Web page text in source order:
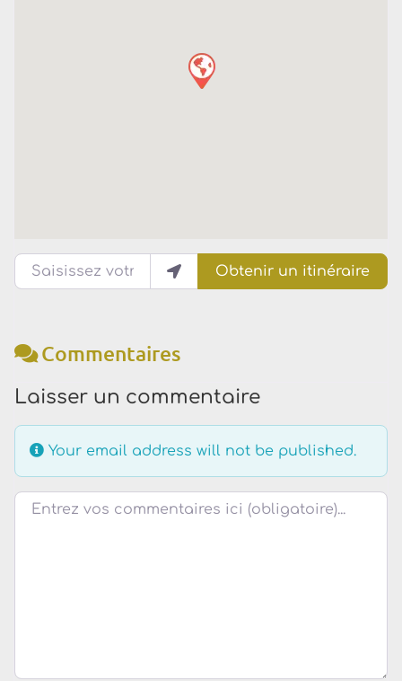
Saisissez votre lieu actuel
Obtenir un itinéraire
Commentaires
Laisser un commentaire
Your email address will not be published.
Review text